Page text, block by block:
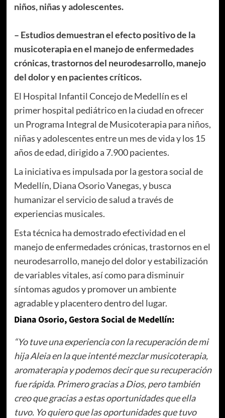
niños, niñas y adolescentes.
– Estudios demuestran el efecto positivo de la
musicoterapia en el manejo de enfermedades
crónicas, trastornos del neurodesarrollo, manejo
del dolor y en pacientes críticos.
El Hospital Infantil Concejo de Medellín es el
primer hospital pediátrico en la ciudad en ofrecer
un Programa Integral de Musicoterapia para niños,
niñas y adolescentes entre un mes de vida y los 15
años de edad, dirigido a 7.900 pacientes.
La iniciativa es impulsada por la gestora social de
Medellín, Diana Osorio Vanegas, y busca
humanizar el servicio de salud a través de
experiencias musicales.
Esta técnica ha demostrado efectividad en el
manejo de enfermedades crónicas, trastornos en el
neurodesarrollo, manejo del dolor y estabilización
de variables vitales, así como para disminuir
síntomas agudos y promover un ambiente
agradable y placentero dentro del lugar.
Diana Osorio, Gestora Social de Medellín:
“Yo tuve una experiencia con la recuperación de mi
hija Aleia en la que intenté mezclar musicoterapia,
aromaterapia y podemos decir que su recuperación
fue rápida. Primero gracias a Dios, pero también
creo que gracias a estas oportunidades que ella
tuvo. Yo quiero que las oportunidades que tuvo